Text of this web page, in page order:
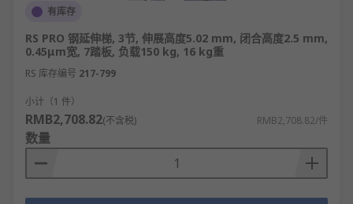
有库存
RS PRO 钢延伸梯, 3节, 伸展高度5.02 mm, 闭合高度2.5 mm,
0.45μm宽, 7踏板, 负载150 kg, 16 kg重
RS 库存编号 217-799
小计（1 件）
RMB2,708.82(不含税) RMB2,708.82/件
数量